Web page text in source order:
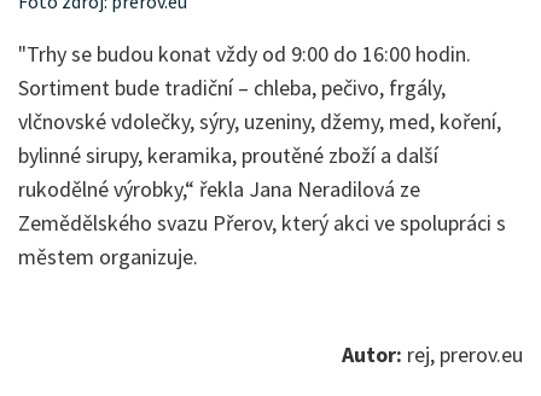
"Trhy se budou konat vždy od 9:00 do 16:00 hodin.
Sortiment bude tradiční – chleba, pečivo, frgály,
vlčnovské vdolečky, sýry, uzeniny, džemy, med, koření,
bylinné sirupy, keramika, proutěné zboží a další
rukodělné výrobky,“ řekla Jana Neradilová ze
Zemědělského svazu Přerov, který akci ve spolupráci s
městem organizuje.
Autor: rej, prerov.eu